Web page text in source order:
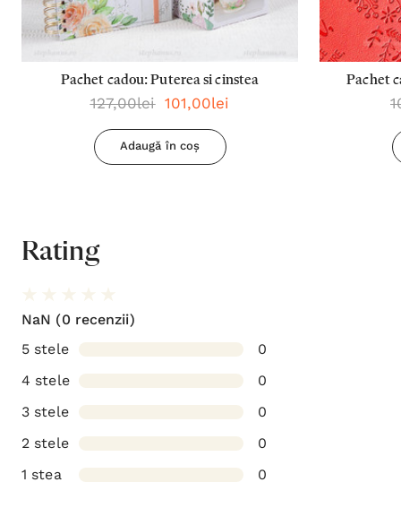
Pachet cadou: Puterea si cinstea
127,00lei 101,00lei
Adaugă în coș
Pachet
Rating
NaN (0 recenzii)
5 stele
0
4 stele
0
3 stele
0
2 stele
0
1 stea
0